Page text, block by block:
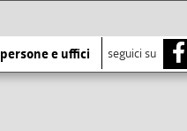
persone e uffici seguici su